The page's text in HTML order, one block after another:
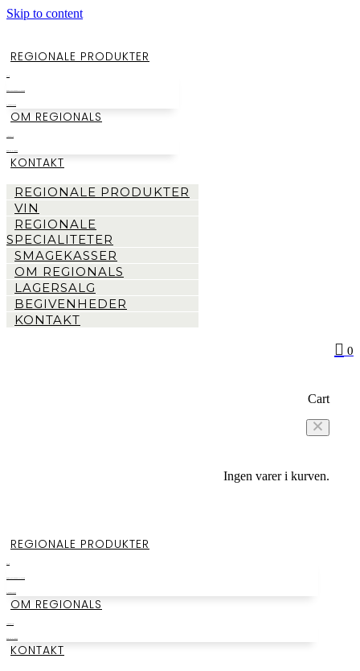
Skip to content
REGIONALE PRODUKTER
OM REGIONALS
KONTAKT
REGIONALE PRODUKTER
VIN
REGIONALE
SPECIALITETER
SMAGEKASSER
OM REGIONALS
LAGERSALG
BEGIVENHEDER
KONTAKT
0
Cart
Ingen varer i kurven.
REGIONALE PRODUKTER
OM REGIONALS
KONTAKT